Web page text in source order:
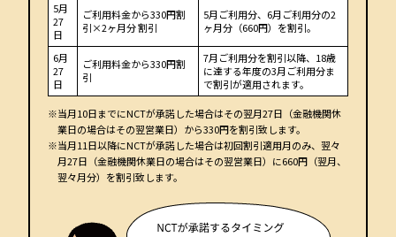
5月
27
日
ご利用料金から330円割
引×2ヶ月分 割引
5月ご利用分、6月ご利用分の2
ヶ月分（660円）を割引。
6月
27
日
ご利用料金から330円割
引
7月ご利用分を割引以降、18歳
に達する年度の3月ご利用分ま
で割引が適用されます。
※当月10日までにNCTが承諾した場合はその翌月27日（金融機関休
業日の場合はその翌営業日）から330円を割引致します。
※当月11日以降にNCTが承諾した場合は初回割引適用月のみ、翌々
月27日（金融機関休業日の場合はその翌営業日）に660円（翌月、
翌々月分）を割引致します。